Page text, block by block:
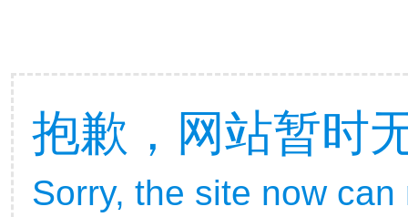
抱歉，网站暂时
Sorry, the site now